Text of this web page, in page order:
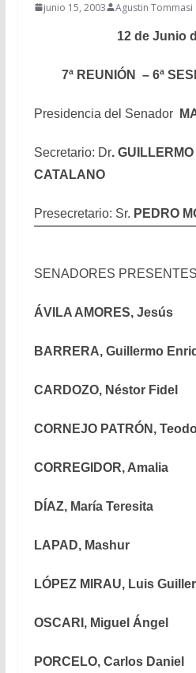
junio 15, 2003 Agustin Tommasi
12 de Junio
7ª REUNIÓN – 6ª
Presidencia del Senador
Secretario: Dr.
CATALANO
Presecretario: Sr. PEDRO
SENADORES
ÁVILA AMORES, Jesús
BARRERA, Guillermo
CARDOZO, Néstor Fidel
CORNEJO PATRÓN,
CORREGIDOR, Amalia
DÍAZ, María Teresita
LAPAD, Mashur
LÓPEZ MIRAU, Luis
OSCARI, Miguel Ángel
PORCELO, Carlos Daniel